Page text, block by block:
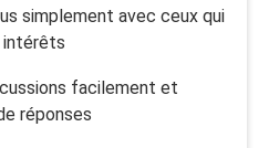
simplement avec ceux qui
facilement et
réponses